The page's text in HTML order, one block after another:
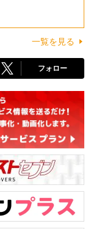
一覧を見る
フォロー